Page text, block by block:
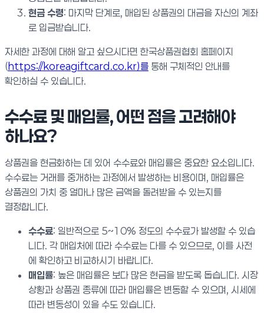
현금 수령: 마지막 단계로, 매입된 상품권의 대금을 자신의 계좌
로 입금받습니다.
자세한 과정에 대해 알고 싶으시다면 한국상품권협회 홈페이지
(https://koreagiftcard.co.kr)를 통해 구체적인 안내를
확인하실 수 있습니다.
수수료 및 매입률, 어떤 점을 고려해야
하나요?
상품권을 현금화하는 데 있어 수수료와 매입률은 중요한 요소입니다.
수수료는 거래를 중개하는 과정에서 발생하는 비용이며, 매입률은
상품권의 가치 중 얼마나 많은 금액을 돌려받을 수 있는지를
결정합니다.
수수료: 일반적으로 5~10% 정도의 수수료가 발생할 수 있습
니다. 각 매입처에 따라 수수료는 다를 수 있으므로, 이를 사전
에 확인하고 비교하시기 바랍니다.
매입률: 높은 매입률은 보다 많은 현금을 받도록 돕습니다. 시장
상황과 상품권 종류에 따라 매입률은 변동할 수 있으며, 시세에
따라 변동성이 있을 수도 있습니다.